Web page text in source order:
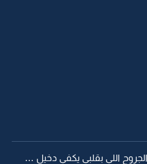
رواية فوق الجروح اللي بقلبي يكفي دخيل الله لا تجرحوني...